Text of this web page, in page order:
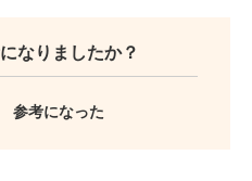
なりましたか？
参考になった